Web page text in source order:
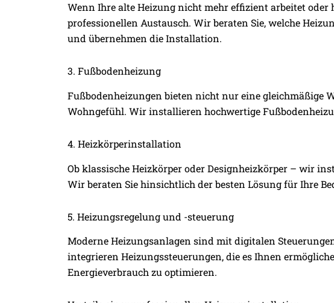
Wenn Ihre alte Heizung nicht mehr effizient arbeitet
professionellen Austausch. Wir beraten Sie, welche
und übernehmen die Installation.
3. Fußbodenheizung
Fußbodenheizungen bieten nicht nur eine gleichmäßige
Wohngefühl. Wir installieren hochwertige
4. Heizkörperinstallation
Ob klassische Heizkörper oder Designheizkörper – wir
Wir beraten Sie hinsichtlich der besten Lösung für Ihre
5. Heizungsregelung und -steuerung
Moderne Heizungsanlagen sind mit digitalen
integrieren Heizungssteuerungen, die es Ihnen
Energieverbrauch zu optimieren.